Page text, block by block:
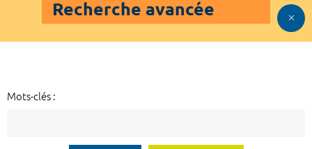
Recherche avancée
Mots-clés :